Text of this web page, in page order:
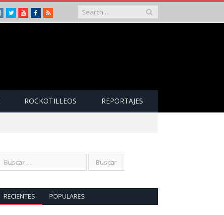
Instagram
TwitterYoutubeFacebook
RSS
ROCKOTILLEOS REPORTAJES
RECIENTES POPULARES